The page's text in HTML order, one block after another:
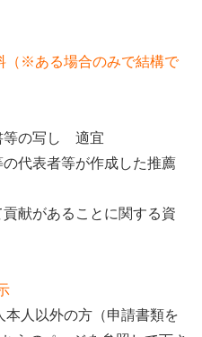
（※ある場合のみで結構で
等の写し 適宜
代表者等が作成した推薦
献があることに関する資
人以外の方（申請書類を